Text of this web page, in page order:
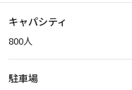
キャパシティ
800人
駐車場